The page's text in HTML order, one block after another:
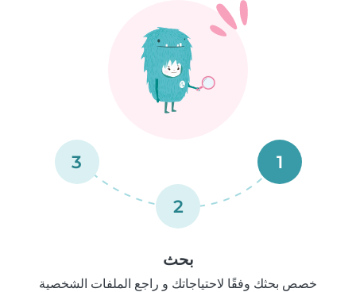
1
2
3
بحث
خصص بحثك وفقًا لاحتياجاتك و راجع الملفات الشخصية